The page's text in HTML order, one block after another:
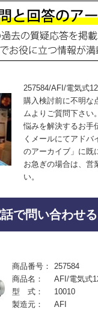
257584/AFI/電気式
購入検討前に不明な
ムよりご質問下さい
悩みを解決するお手
くメールにてアドバ
のアーカイブ」に既
お急ぎの場合は、営
い。
で問い合わせ
商品番号：
257584
商品名：
AFI/電気式
型 式：
10010
製造元：
AFI